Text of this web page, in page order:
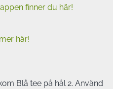
finner du här!
här!
Blå tee på hål 2. Använd